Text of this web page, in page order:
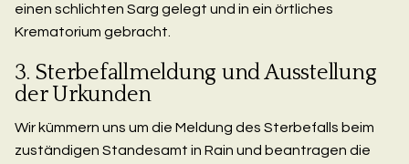
einen schlichten Sarg gelegt und in ein örtliches
Krematorium gebracht.
3. Sterbefallmeldung und Ausstellung
der Urkunden
Wir kümmern uns um die Meldung des Sterbefalls beim
zuständigen Standesamt in Rain und beantragen die